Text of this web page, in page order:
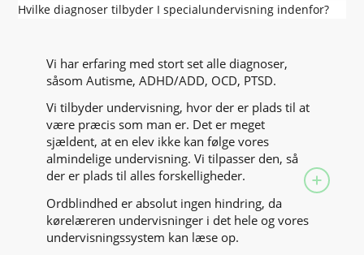
Hvilke diagnoser tilbyder I specialundervisning indenfor?
Vi har erfaring med stort set alle diagnoser,
såsom Autisme, ADHD/ADD, OCD, PTSD.
Vi tilbyder undervisning, hvor der er plads til at
være præcis som man er. Det er meget
sjældent, at en elev ikke kan følge vores
almindelige undervisning. Vi tilpasser den, så
der er plads til alles forskelligheder.
Ordblindhed er absolut ingen hindring, da
kørelæreren undervisninger i det hele og vores
undervisningssystem kan læse op.